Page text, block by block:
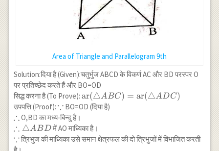
\operatorname{ar} \text {
(चतुर्भुज AFGE)} \\
\operatorname{ar}(\triangle
\text { (चतुर्भुज AFGE)}
Area of Triangle and Parallelogram 9th
Solution:दिया है (Given):चतुर्भुज ABCD के विकर्ण AC और BD परस्पर O
पर प्रतिच्छेद करते हैं और BO=OD
सिद्ध करना है (To Prove): \operatorname{ar}
(\triangle
(\triangle ADC)
ar(△ABC) = ar(△ADC)
उपपत्ति (Proof): \because
∵BO=OD (दिया है)
\therefore
∴O,BD का मध्य-बिन्दु है।
\therefore
\triangle
ABD
∴ △ABDमें AO माध्यिका है।
\because
∵त्रिभुज की माध्यिका उसे समान क्षेत्रफल की दो त्रिभुजों में विभाजित करती